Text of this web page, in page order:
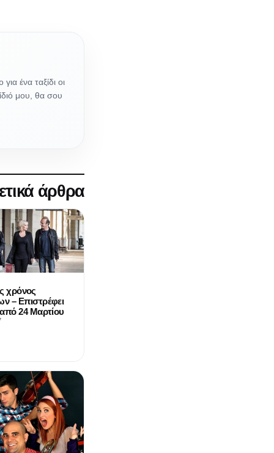
ένα ταξίδι οι
μου, θα σου
άρθρα
χρόνος
– Επιστρέφει
24 Μαρτίου